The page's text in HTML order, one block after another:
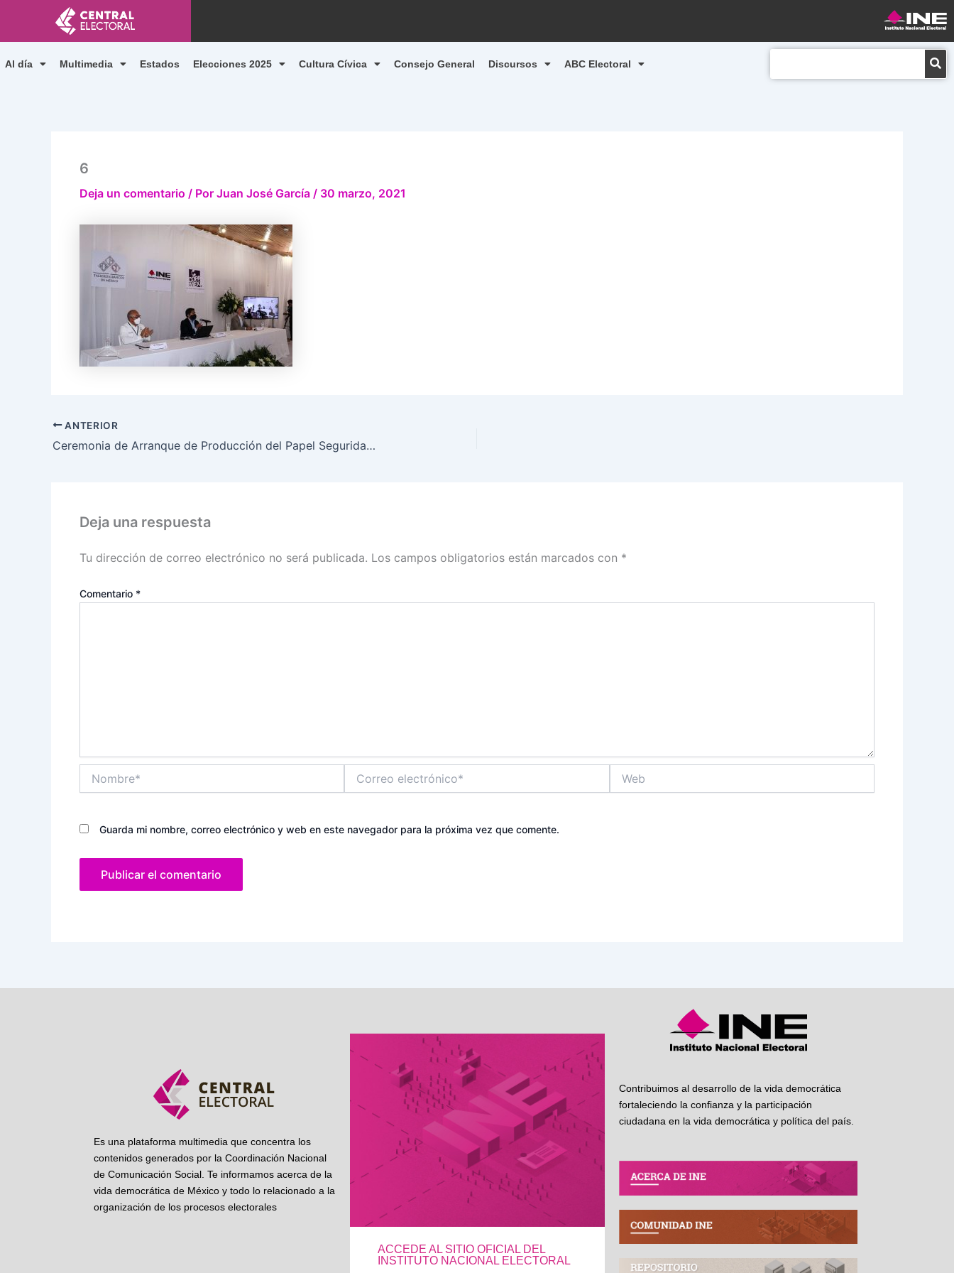
contenido
Al día Multimedia Estados Elecciones 2025 Cultura Cívica Consejo General Discursos ABC Electoral
6
Deja un comentario / Por Juan José García / 30 marzo, 2021
ANTERIOR
Ceremonia de Arranque de Producción del Papel Seguridad Marca de Agua INE
Deja una respuesta
Tu dirección de correo electrónico no será publicada. Los campos obligatorios están marcados con *
Comentario *
electrónico*
Guarda mi nombre, correo electrónico y web en este navegador para la próxima vez que comente.
Es una plataforma multimedia que concentra los
contenidos generados por la Coordinación Nacional
de Comunicación Social. Te informamos acerca de la
vida democrática de México y todo lo relacionado a la
organización de los procesos electorales
ACCEDE AL SITIO OFICIAL DEL
INSTITUTO NACIONAL ELECTORAL
Contribuimos al desarrollo de la vida democrática
fortaleciendo la confianza y la participación
ciudadana en la vida democrática y política del país.